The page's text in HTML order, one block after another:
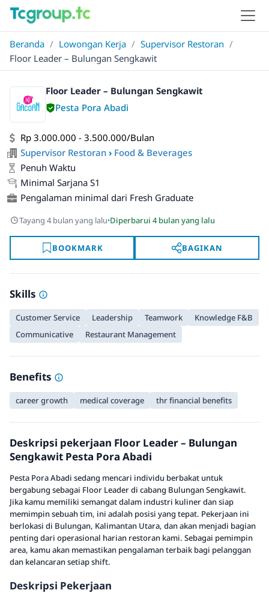
Beranda / Lowongan Kerja / Supervisor Restoran /
Floor Leader – Bulungan Sengkawit
Floor Leader – Bulungan Sengkawit
Pesta Pora Abadi
Rp 3.000.000 - 3.500.000/Bulan
Supervisor Restoran › Food & Beverages
Penuh Waktu
Minimal Sarjana S1
Pengalaman minimal dari Fresh Graduate
Tayang 4 bulan yang lalu·Diperbarui 4 bulan yang lalu
BOOKMARK BAGIKAN
Skills
Customer Service Leadership Teamwork
Knowledge F&B
Communicative
Restaurant Management
Benefits
career growth medical coverage thr financial benefits
Deskripsi pekerjaan Floor Leader – Bulungan
Sengkawit Pesta Pora Abadi
Pesta Pora Abadi sedang mencari individu berbakat untuk
bergabung sebagai Floor Leader di cabang Bulungan Sengkawit.
Jika kamu memiliki semangat dalam industri kuliner dan siap
memimpin sebuah tim, ini adalah posisi yang tepat. Pekerjaan ini
berlokasi di Bulungan, Kalimantan Utara, dan akan menjadi bagian
penting dari operasional harian restoran kami. Sebagai pemimpin
area, kamu akan memastikan pengalaman terbaik bagi pelanggan
dan kelancaran setiap shift.
Deskripsi Pekerjaan